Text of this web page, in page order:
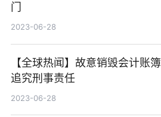
门
2023-06-28
【全球热闻】故意销毁会计账簿
追究刑事责任
2023-06-28